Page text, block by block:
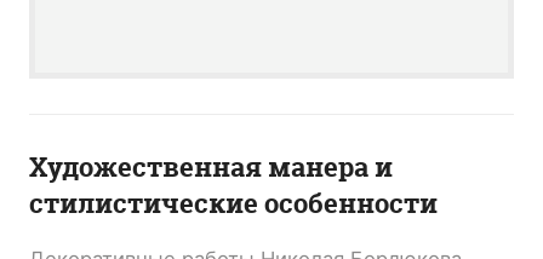
Художественная манера и
стилистические особенности